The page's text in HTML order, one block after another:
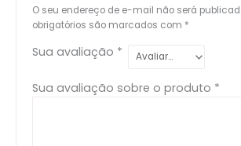
O seu endereço de e-mail não será
obrigatórios são marcados com *
Sua avaliação *
Sua avaliação sobre o produto *